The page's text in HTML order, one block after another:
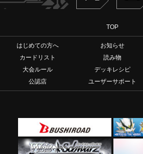
TOP
はじめての方へ お知らせ
カードリスト
読み物
大会ルール
デッキレシピ
公認店
ユーザーサポート